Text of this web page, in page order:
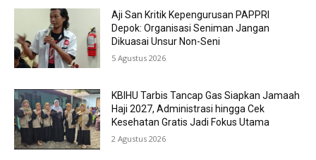
Aji San Kritik Kepengurusan PAPPRI
Depok: Organisasi Seniman Jangan
Dikuasai Unsur Non-Seni
5 Agustus 2026
KBIHU Tarbis Tancap Gas Siapkan Jamaah
Haji 2027, Administrasi hingga Cek
Kesehatan Gratis Jadi Fokus Utama
2 Agustus 2026